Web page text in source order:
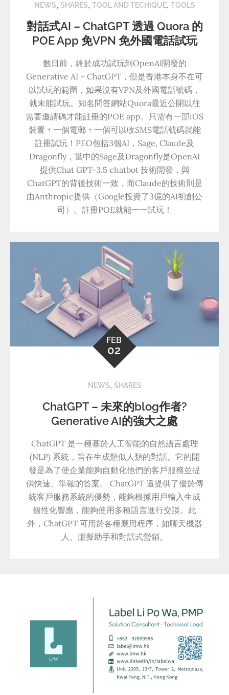
NEWS, SHARES, TOOL AND TECHIQUE, TOOLS
對話式AI – ChatGPT 透過 Quora 的
POE App 免VPN 免外國電話試玩
數日前，終於成功試玩到OpenAI開發的
Generative AI – ChatGPT，但是香港本身不在可
以試玩的範圍，如果沒有VPN及外國電話號碼，
就未能試玩。知名問答網站Quora最近公開以往
需要邀請碼才能註冊的POE app。只需有一部iOS
裝置 + 一個電郵 + 一個可以收SMS電話號碼就能
註冊試玩！PEO包括3個AI，Sage, Claude及
Dragonfly，當中的Sage及Dragonfly是OpenAI
提供Chat GPT-3.5 chatbot 技術開發，與
ChatGPT的背後技術一致，而Claude的技術則是
由Anthropic提供（Google投資了3億的AI初創公
司）。註冊POE就能一一試玩！
FEB
02
NEWS, SHARES
ChatGPT – 未來的blog作者?
Generative AI的強大之處
ChatGPT 是一種基於人工智能的自然語言處理
(NLP) 系統，旨在生成類似人類的對話。它的開
發是為了使企業能夠自動化他們的客戶服務並提
供快速、準確的答案。 ChatGPT 還提供了優於傳
統客戶服務系統的優勢，能夠根據用戶輸入生成
個性化響應，能夠使用多種語言進行交談。此
外，ChatGPT 可用於各種應用程序，如聊天機器
人、虛擬助手和對話式營銷。